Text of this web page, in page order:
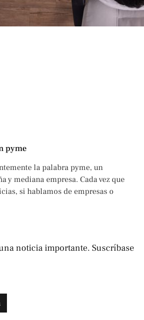
pyme
la palabra pyme, un
y mediana empresa. Cada vez que
si hablamos de empresas o
noticia importante. Suscríbase